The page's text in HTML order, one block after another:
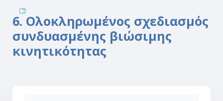
6. Ολοκληρωμένος σχεδιασμός
συνδυασμένης βιώσιμης
κινητικότητας